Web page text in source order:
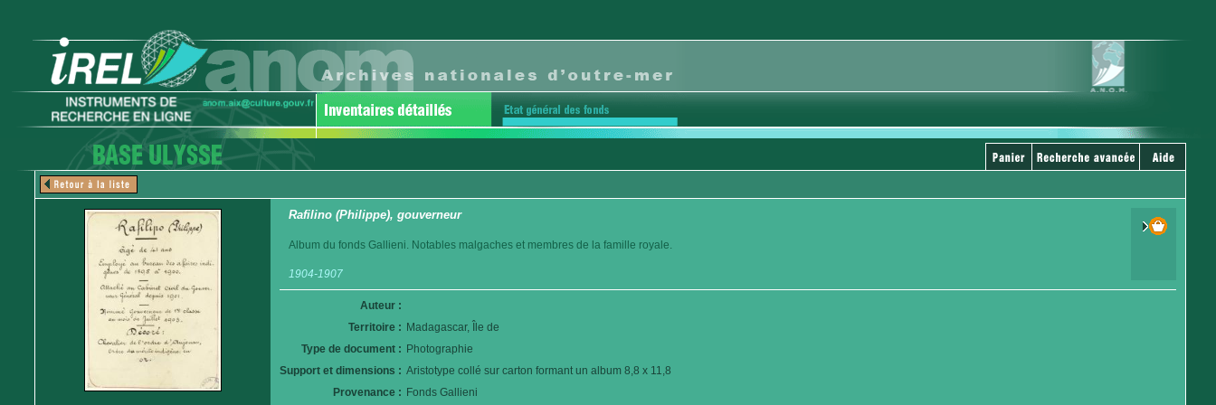
Rafilino (Philippe), gouverneur
Album du fonds Gallieni. Notables malgaches et membres de la famille royale.
1904-1907
Auteur :
Territoire : Madagascar, Île de
Type de document : Photographie
Support et dimensions : Aristotype collé sur carton formant un album 8,8 x 11,8
Provenance : Fonds Gallieni